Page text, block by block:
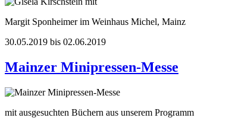
Margit Sponheimer im Weinhaus Michel, Mainz
30.05.2019 bis 02.06.2019
Mainzer Minipressen-Messe
mit ausgesuchten Büchern aus unserem Programm